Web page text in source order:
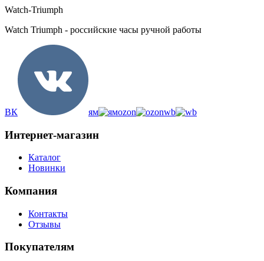
Watch-Triumph
Watch Triumph - российские часы ручной работы
ВК ям ozon wb
Интернет-магазин
Каталог
Новинки
Компания
Контакты
Отзывы
Покупателям